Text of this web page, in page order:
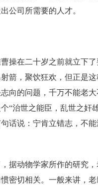
公司所需要的人才。
操在二十岁之前就立下
箭，聚饮狂欢，但正是
向的问题，千万不能老
“治世之能臣，乱世之奸
话说：宁肯立错志，不
据动物学家所作的研究
密切相关。一般来讲，